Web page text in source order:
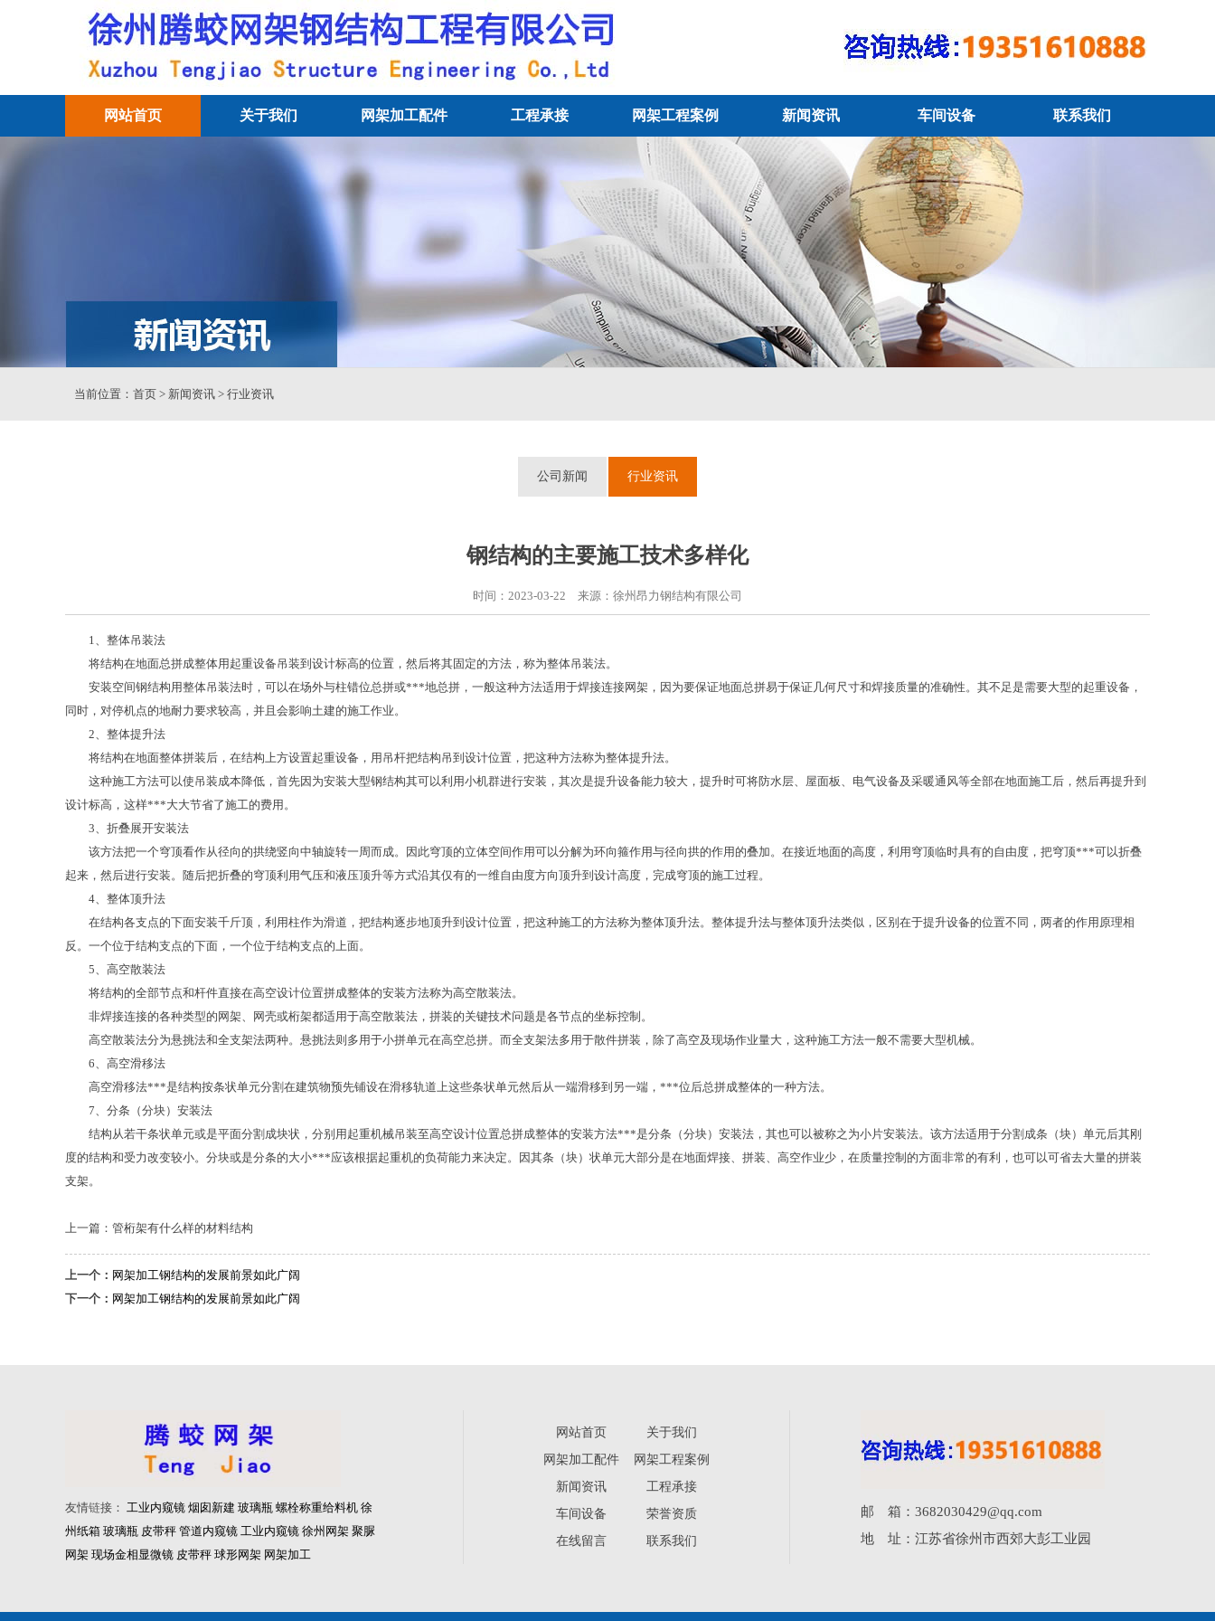
网站首页 关于我们 网架加工配件 工程承接 网架工程案例 新闻资讯 车间设备 联系我们
当前位置： 首页 > 新闻资讯 > 行业资讯
公司新闻 行业资讯
钢结构的主要施工技术多样化
时间：2023-03-22 来源：徐州昂力钢结构有限公司
1、整体吊装法
将结构在地面总拼成整体用起重设备吊装到设计标高的位置，然后将其固定的方法，称为整体吊装法。
安装空间钢结构用整体吊装法时，可以在场外与柱错位总拼或***地总拼，一般这种方法适用于焊接连接网架，因为要保证地面总拼易于保证几何尺寸和焊接质量的准确性。其不足是需要大型的起重设备，
同时，对停机点的地耐力要求较高，并且会影响土建的施工作业。
2、整体提升法
将结构在地面整体拼装后，在结构上方设置起重设备，用吊杆把结构吊到设计位置，把这种方法称为整体提升法。
这种施工方法可以使吊装成本降低，首先因为安装大型钢结构其可以利用小机群进行安装，其次是提升设备能力较大，提升时可将防水层、屋面板、电气设备及采暖通风等全部在地面施工后，然后再提升到
设计标高，这样***大大节省了施工的费用。
3、折叠展开安装法
该方法把一个穹顶看作从径向的拱绕竖向中轴旋转一周而成。因此穹顶的立体空间作用可以分解为环向箍作用与径向拱的作用的叠加。在接近地面的高度，利用穹顶临时具有的自由度，把穹顶***可以折叠
起来，然后进行安装。随后把折叠的穹顶利用气压和液压顶升等方式沿其仅有的一维自由度方向顶升到设计高度，完成穹顶的施工过程。
4、整体顶升法
在结构各支点的下面安装千斤顶，利用柱作为滑道，把结构逐步地顶升到设计位置，把这种施工的方法称为整体顶升法。整体提升法与整体顶升法类似，区别在于提升设备的位置不同，两者的作用原理相
反。一个位于结构支点的下面，一个位于结构支点的上面。
5、高空散装法
将结构的全部节点和杆件直接在高空设计位置拼成整体的安装方法称为高空散装法。
非焊接连接的各种类型的网架、网壳或桁架都适用于高空散装法，拼装的关键技术问题是各节点的坐标控制。
高空散装法分为悬挑法和全支架法两种。悬挑法则多用于小拼单元在高空总拼。而全支架法多用于散件拼装，除了高空及现场作业量大，这种施工方法一般不需要大型机械。
6、高空滑移法
高空滑移法***是结构按条状单元分割在建筑物预先铺设在滑移轨道上这些条状单元然后从一端滑移到另一端，***位后总拼成整体的一种方法。
7、分条（分块）安装法
结构从若干条状单元或是平面分割成块状，分别用起重机械吊装至高空设计位置总拼成整体的安装方法***是分条（分块）安装法，其也可以被称之为小片安装法。该方法适用于分割成条（块）单元后其刚
度的结构和受力改变较小。分块或是分条的大小***应该根据起重机的负荷能力来决定。因其条（块）状单元大部分是在地面焊接、拼装、高空作业少，在质量控制的方面非常的有利，也可以可省去大量的拼装
支架。
上一篇：管桁架有什么样的材料结构
上一个： 网架加工钢结构的发展前景如此广阔
下一个： 网架加工钢结构的发展前景如此广阔
友情链接： 工业内窥镜 烟囱新建 玻璃瓶 螺栓称重给料机 徐
州纸箱 玻璃瓶 皮带秤 管道内窥镜 工业内窥镜 徐州网架 聚脲
网架 现场金相显微镜 皮带秤 球形网架 网架加工
网站首页
关于我们
网架加工配件
网架工程案例
新闻资讯
工程承接
车间设备
荣誉资质
在线留言
联系我们
邮 箱：3682030429@qq.com
地 址：江苏省徐州市西郊大彭工业园